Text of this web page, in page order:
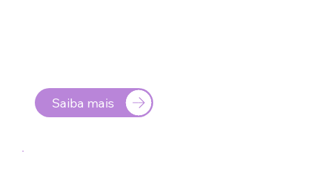
Saiba mais